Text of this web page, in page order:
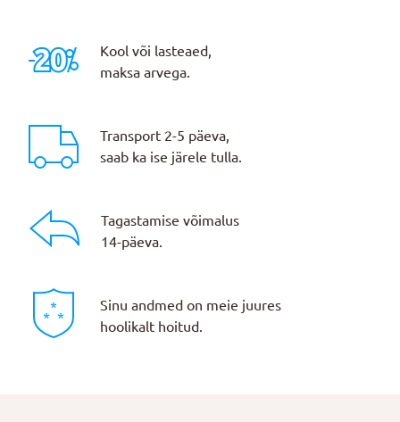
Kool või lasteaed,
maksa arvega.
Transport 2-5 päeva,
saab ka ise järele tulla.
Tagastamise võimalus
14-päeva.
Sinu andmed on meie juures
hoolikalt hoitud.